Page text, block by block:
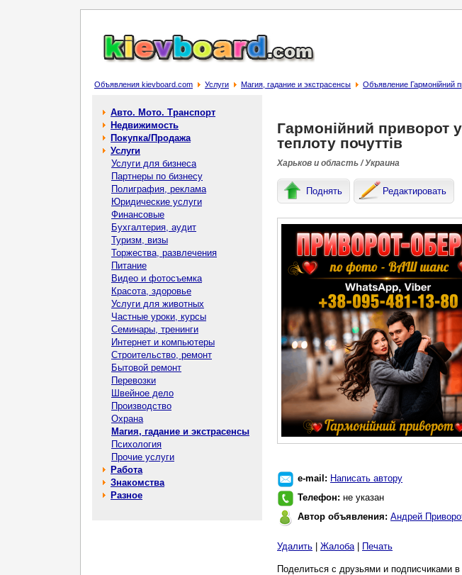
Объявления kievboard.com Услуги Магия, гадание и экстрасенсы Объявление Гармонійний
Авто. Мото. Транспорт
Недвижимость
Покупка/Продажа
Услуги
Услуги для бизнеса
Партнеры по бизнесу
Полиграфия, реклама
Юридические услуги
Финансовые
Бухгалтерия, аудит
Туризм, визы
Торжества, развлечения
Питание
Видео и фотосъемка
Красота, здоровье
Услуги для животных
Частные уроки, курсы
Семинары, тренинги
Интернет и компьютеры
Строительство, ремонт
Бытовой ремонт
Перевозки
Швейное дело
Производство
Охрана
Магия, гадание и экстрасенсы
Психология
Прочие услуги
Работа
Знакомства
Разное
Гармонійний приворот
теплоту почуттів
Харьков и область / Украина
Поднять Редактировать
e-mail: Написать автору
Телефон: не указан
Автор объявления: Андрей
Удалить Жалоба| Печать
Поделиться с друзьями и подписчиками в